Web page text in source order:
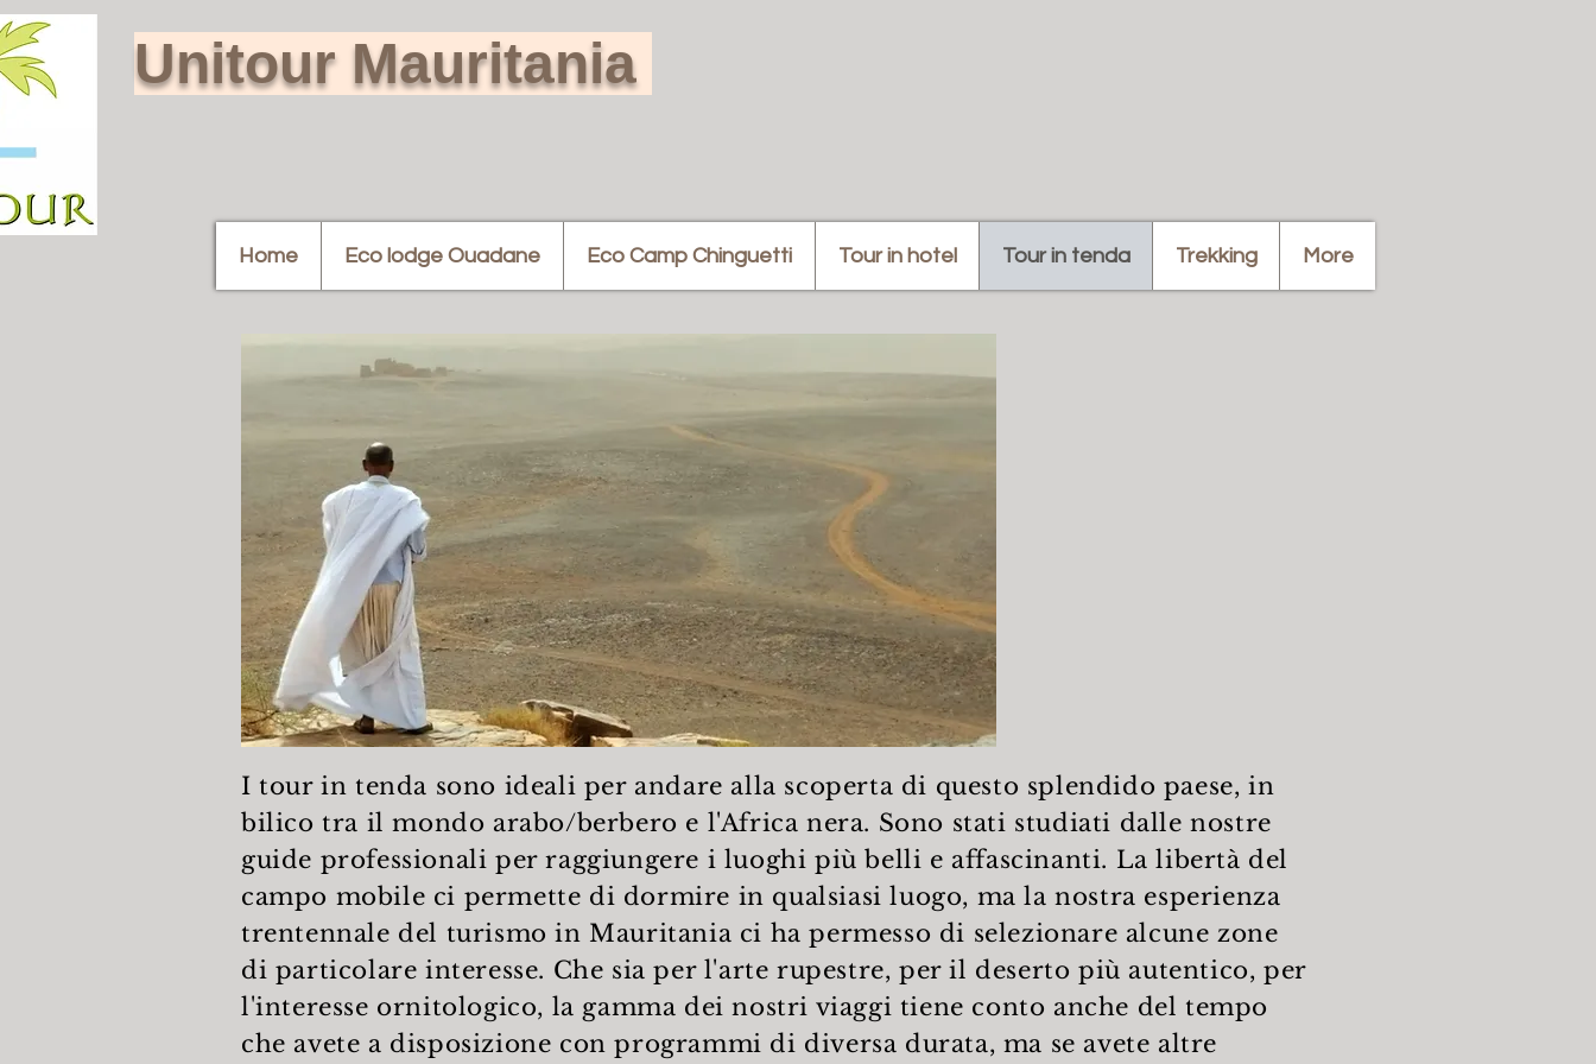
Unitour Mauritania
Home Eco lodge Ouadane Eco Camp Chinguetti Tour in hotel Tour in tenda Trekking More
I tour in tenda sono ideali per andare alla scoperta di questo splendido paese, in
bilico tra il mondo arabo/berbero e l'Africa nera. Sono stati studiati dalle nostre
guide professionali per raggiungere i luoghi più belli e affascinanti. La libertà del
campo mobile ci permette di dormire in qualsiasi luogo, ma la nostra esperienza
trentennale del turismo in Mauritania ci ha permesso di selezionare alcune zone
di particolare interesse. Che sia per l'arte rupestre, per il deserto più autentico, per
l'interesse ornitologico, la gamma dei nostri viaggi tiene conto anche del tempo
che avete a disposizione con programmi di diversa durata, ma se avete altre